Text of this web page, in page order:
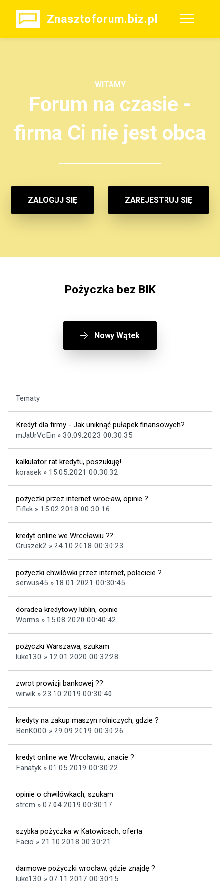
Znasztoforum.biz.pl
WITAMY
Forum na czasie -
firma Ci nie jest obca
ZALOGUJ SIĘ ZAREJESTRUJ SIĘ
Pożyczka bez BIK
Nowy Wątek
Tematy
Kredyt dla firmy - Jak uniknąć pułapek finansowych?
mJaUrVcEin » 30.09.2023 00:30:35
kalkulator rat kredytu, poszukuję!
korasek » 15.05.2021 00:30:32
pożyczki przez internet wrocław, opinie ?
Fiflek » 15.02.2018 00:30:16
kredyt online we Wrocławiu ??
Gruszek2 » 24.10.2018 00:30:23
pożyczki chwilówki przez internet, polecicie ?
serwus45 » 18.01.2021 00:30:45
doradca kredytowy lublin, opinie
Worms » 15.08.2020 00:40:42
pożyczki Warszawa, szukam
luke130 » 12.01.2020 00:32:28
zwrot prowizji bankowej ??
wirwik » 23.10.2019 00:30:40
kredyty na zakup maszyn rolniczych, gdzie ?
BenK000 » 29.09.2019 00:30:26
kredyt online we Wrocławiu, znacie ?
Fanatyk » 01.05.2019 00:30:22
opinie o chwilówkach, szukam
strom » 07.04.2019 00:30:17
szybka pożyczka w Katowicach, oferta
Facio » 21.10.2018 00:30:21
darmowe pożyczki wrocław, gdzie znajdę ?
luke130 » 07.11.2017 00:30:15